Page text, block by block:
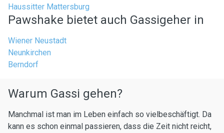
Haussitter Mattersburg
Pawshake bietet auch Gassigeher in
Wiener Neustadt
Neunkirchen
Berndorf
Warum Gassi gehen?
Manchmal ist man im Leben einfach so vielbeschäftigt. Da
kann es schon einmal passieren, dass die Zeit nicht reicht,